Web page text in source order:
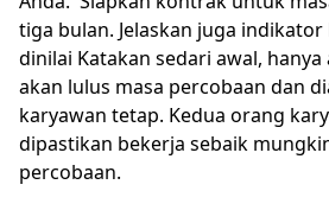
tiga bulan. Jelaskan juga
dinilai Katakan sedari awal,
akan lulus masa percobaan dan
karyawan tetap. Kedua orang
dipastikan bekerja sebaik
percobaan.